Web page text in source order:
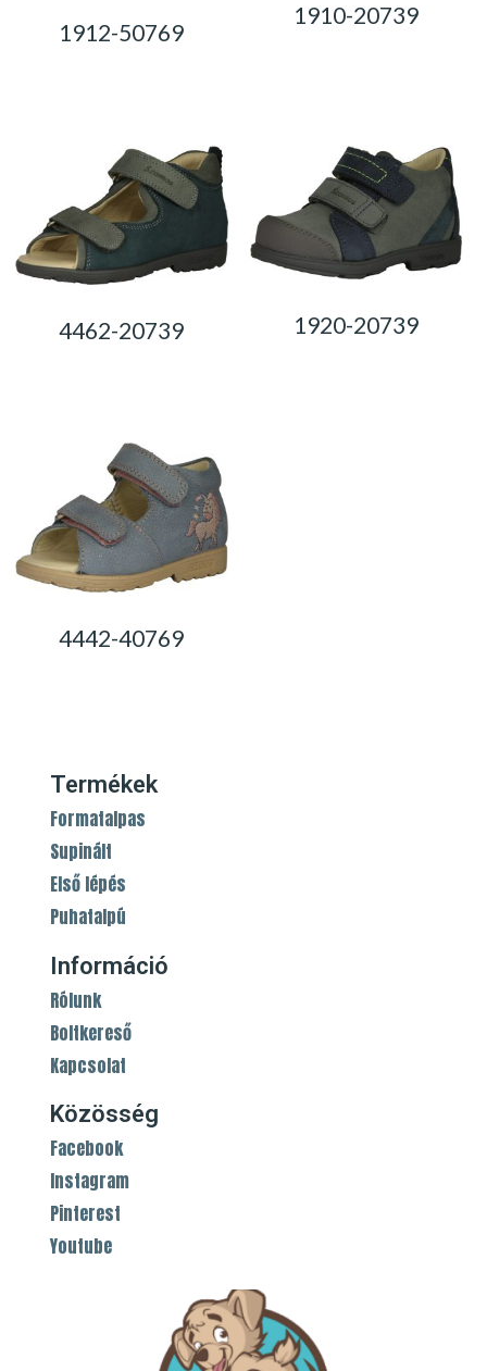
1912-50769
1910-20739
4462-20739 1920-20739
4442-40769
Termékek
Formatalpas
Supinált
Első lépés
Puhatalpú
Információ
Rólunk
Boltkereső
Kapcsolat
Közösség
Facebook
Instagram
Pinterest
Youtube